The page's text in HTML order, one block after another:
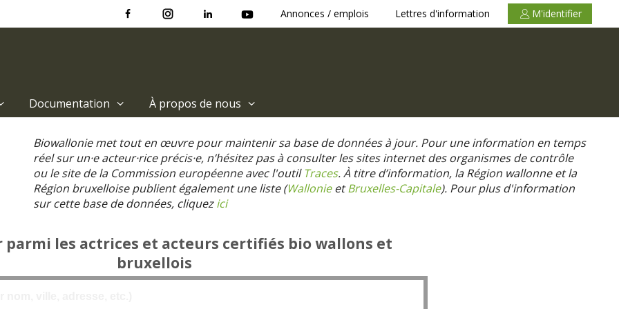
Annonces / emplois Lettres d'information M'identifier
Documentation À propos de nous
Biowallonie met tout en œuvre pour maintenir sa base de données à jour. Pour une information en temps
réel sur un·e acteur·rice précis·e, n’hésitez pas à consulter les sites internet des organismes de contrôle
ou le site de la Commission européenne avec l'outilTraces. À titre d’information, la Région wallonne et la
Région bruxelloise publient également une liste (WallonieetBruxelles-Capitale). Pour plus d'information
sur cette base de données, cliquezici
parmi les actrices et acteurs certifiés bio wallons et
bruxellois